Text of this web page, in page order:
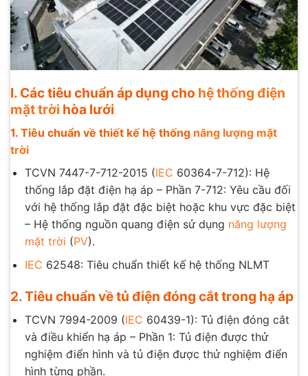
I. Các tiêu chuẩn áp dụng cho hệ thống điện
mặt trời hòa lưới
1. Tiêu chuẩn về thiết kế hệ thống năng lượng mặt
trời
TCVN 7447-7-712-2015 (IEC 60364-7-712): Hệ
thống lắp đặt điện hạ áp – Phần 7-712: Yêu cầu đối
với hệ thống lắp đặt đặc biệt hoặc khu vực đặc biệt
– Hệ thống nguồn quang điện sử dụng năng lượng
mặt trời (PV).
IEC 62548: Tiêu chuẩn thiết kế hệ thống NLMT
2. Tiêu chuẩn về tủ điện đóng cắt trong hạ áp
TCVN 7994-2009 (IEC 60439-1): Tủ điện đóng cắt
và điều khiển hạ áp – Phần 1: Tủ điện được thử
nghiệm điển hình và tủ điện được thử nghiệm điển
hình từng phần.